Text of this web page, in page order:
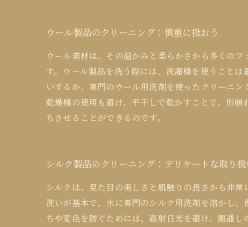
ウール製品のクリーニング：慎重に扱おう
ウール素材は、その温かみと柔らかさから多くの
す。ウール製品を洗う際には、洗濯機を使うこと
いするか、専門のウール用洗剤を使ったクリーニ
乾燥機の使用も避け、平干しで乾かすことで、形
ちさせることができるのです。
シルク製品のクリーニング：デリケートな取り扱
シルクは、見た目の美しさと肌触りの良さから非
洗いが基本で、水に専門のシルク用洗剤を溶かし
ちや変色を防ぐためには、直射日光を避け、風通